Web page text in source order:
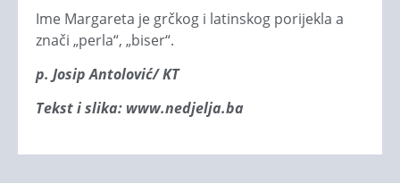
Ime Margareta je grčkog i latinskog porijekla a
znači „perla“, „biser“.
p. Josip Antolović/ KT
Tekst i slika: www.nedjelja.ba